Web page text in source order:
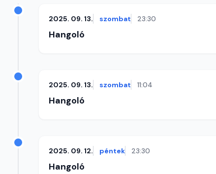
2025. 09. 13. szombat 23:30
Hangoló
2025. 09. 13. szombat 11:04
Hangoló
2025. 09. 12. péntek 23:30
Hangoló